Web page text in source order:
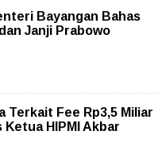
Bayangan Bahas
Janji Prabowo
Terkait Fee Rp3,5 Miliar
HIPMI Akbar